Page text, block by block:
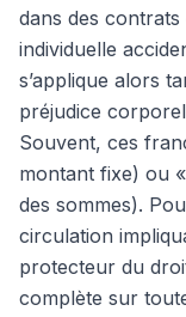
dans des contrats
individuelle
s’applique alors
préjudice
Souvent, ces
montant fixe) ou
des sommes).
circulation
protecteur du
complète sur